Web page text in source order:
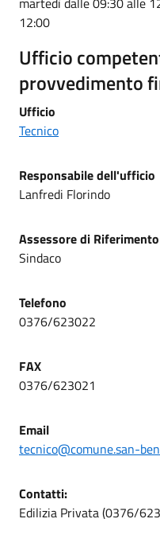
12:00
Ufficio
provvedimento
Ufficio
Tecnico
Responsabile dell'ufficio
Lanfredi Florindo
Assessore di Riferimento
Sindaco
Telefono
0376/623022
FAX
0376/623021
Email
tecnico@comune.san-
Contatti:
Edilizia Privata (0376/